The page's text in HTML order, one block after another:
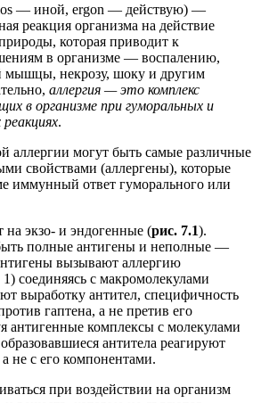
— иной, ergon — действую) —
реакция организма на действие
которая приводит к
в организме — воспалению,
мышцы, некрозу, шоку и другим
аллергия — это комплекс
в организме при гуморальных и
.
аллергии могут быть самые различные
свойствами (аллергены), которые
иммунный ответ гуморального или
на экзо- и эндогенные (рис. 7.1).
полные антигены и неполные —
вызывают аллергию
соединяясь с макромолекулами
выработку антител, специфичность
гаптена, а не претив его
антигенные комплексы с молекулами
антитела реагируют
не с его компонентами.
при воздействии на организм